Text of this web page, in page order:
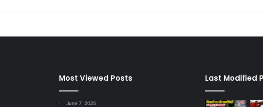
Most Viewed Posts
June 7, 2025
Last Modified